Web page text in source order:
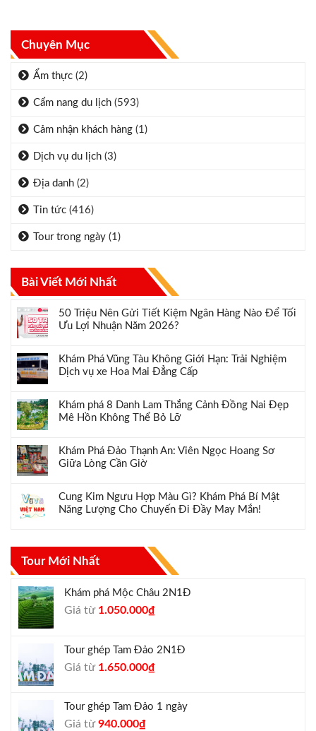
Chuyên Mục
Ẩm thực (2)
Cẩm nang du lịch (593)
Cảm nhận khách hàng (1)
Dịch vụ du lịch (3)
Địa danh (2)
Tin tức (416)
Tour trong ngày (1)
Bài Viết Mới Nhất
50 Triệu Nên Gửi Tiết Kiệm Ngân Hàng Nào Để Tối
Ưu Lợi Nhuận Năm 2026?
Khám Phá Vũng Tàu Không Giới Hạn: Trải Nghiệm
Dịch vụ xe Hoa Mai Đẳng Cấp
Khám phá 8 Danh Lam Thắng Cảnh Đồng Nai Đẹp
Mê Hồn Không Thể Bỏ Lỡ
Khám Phá Đảo Thạnh An: Viên Ngọc Hoang Sơ
Giữa Lòng Cần Giờ
Cung Kim Ngưu Hợp Màu Gì? Khám Phá Bí Mật
Năng Lượng Cho Chuyến Đi Đầy May Mắn!
Tour Mới Nhất
Khám phá Mộc Châu 2N1Đ
Giá từ Giá
1.300.000₫.
1.050.000₫Giá
là:
Tour ghép Tam Đảo 2N1Đ
Giá từ Giá
1.800.000₫.
1.650.000₫Giá
là:
Tour ghép Tam Đảo 1 ngày
Giá từGiá
940.000₫Giá